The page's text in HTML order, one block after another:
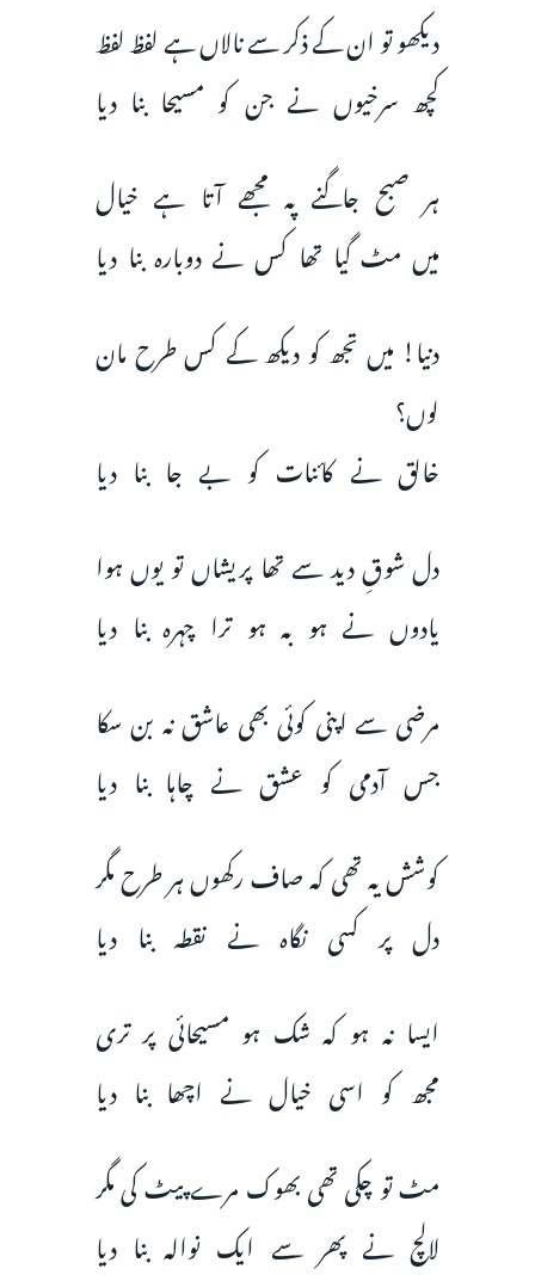
دیکھو تو ان کے ذکر سے نالاں ہے لفظ لفظ
کچھ سرخیوں نے جن کو مسیحا بنا دیا
ہر صبح جاگنے پہ مجھے آتا ہے خیال
میں مٹ گیا تھا کس نے دوبارہ بنا دیا
دنیا! میں تجھ کو دیکھ کے کس طرح مان
لوں؟
خالق نے کائنات کو بے جا بنا دیا
دل شوقِ دید سے تھا پریشاں تو یوں ہوا
یادوں نے ہو بہ ہو ترا چہرہ بنا دیا
مرضی سے اپنی کوئی بھی عاشق نہ بن سکا
جس آدمی کو عشق نے چاہا بنا دیا
کوشش یہ تھی کہ صاف رکھوں ہر طرح مگر
دل پر کسی نگاہ نے نقطہ بنا دیا
ایسا نہ ہو کہ شک ہو مسیحائی پر تری
مجھ کو اسی خیال نے اچھا بنا دیا
مٹ تو چکی تھی بھوک مرے پیٹ کی مگر
لالچ نے پھر سے ایک نوالہ بنا دیا